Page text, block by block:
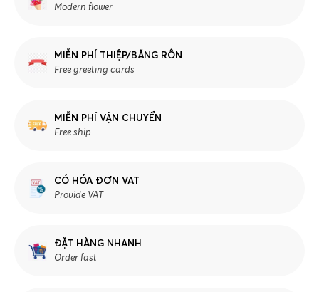
Modern flower
MIỄN PHÍ THIỆP/BĂNG RÔN
Free greeting cards
MIỄN PHÍ VẬN CHUYỂN
Free ship
CÓ HÓA ĐƠN VAT
Provide VAT
ĐẶT HÀNG NHANH
Order fast